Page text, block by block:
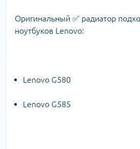
Оригинальный ✅ радиатор
ноутбуков Lenovo:
Lenovo G580
Lenovo G585